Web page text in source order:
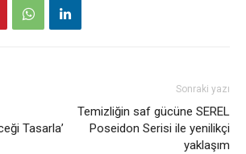
Tasarla’
Sonraki yazı
Temizliğin saf gücüne SEREL
Poseidon Serisi ile yenilikçi
yaklaşım